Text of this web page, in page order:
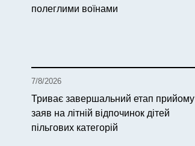
полеглими воїнами
7/8/2026
Триває завершальний етап прийому
заяв на літній відпочинок дітей
пільгових категорій